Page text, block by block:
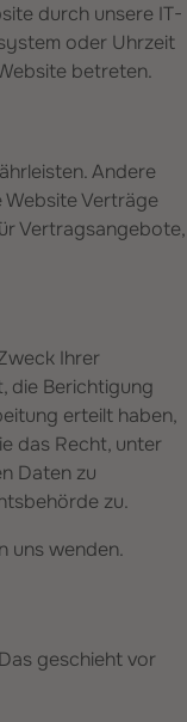
durch unsere IT-
oder Uhrzeit
betreten.
Andere
Verträge
Vertragsangebote,
Ihrer
die Berichtigung
erteilt haben,
das Recht, unter
Daten zu
zu.
uns wenden.
geschieht vor